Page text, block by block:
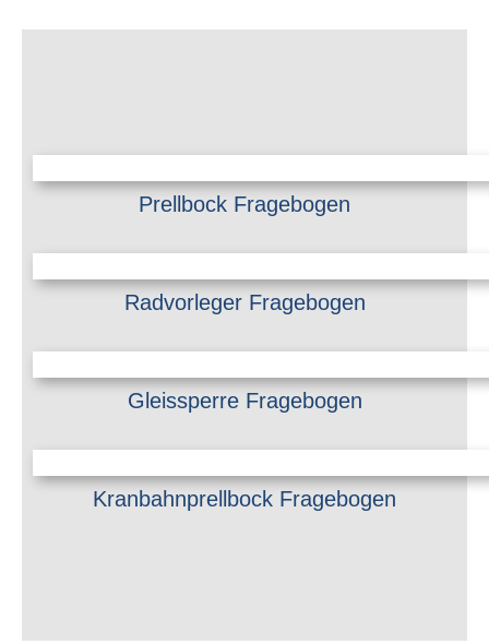
Prellbock Fragebogen
Radvorleger Fragebogen
Gleissperre Fragebogen
Kranbahnprellbock Fragebogen